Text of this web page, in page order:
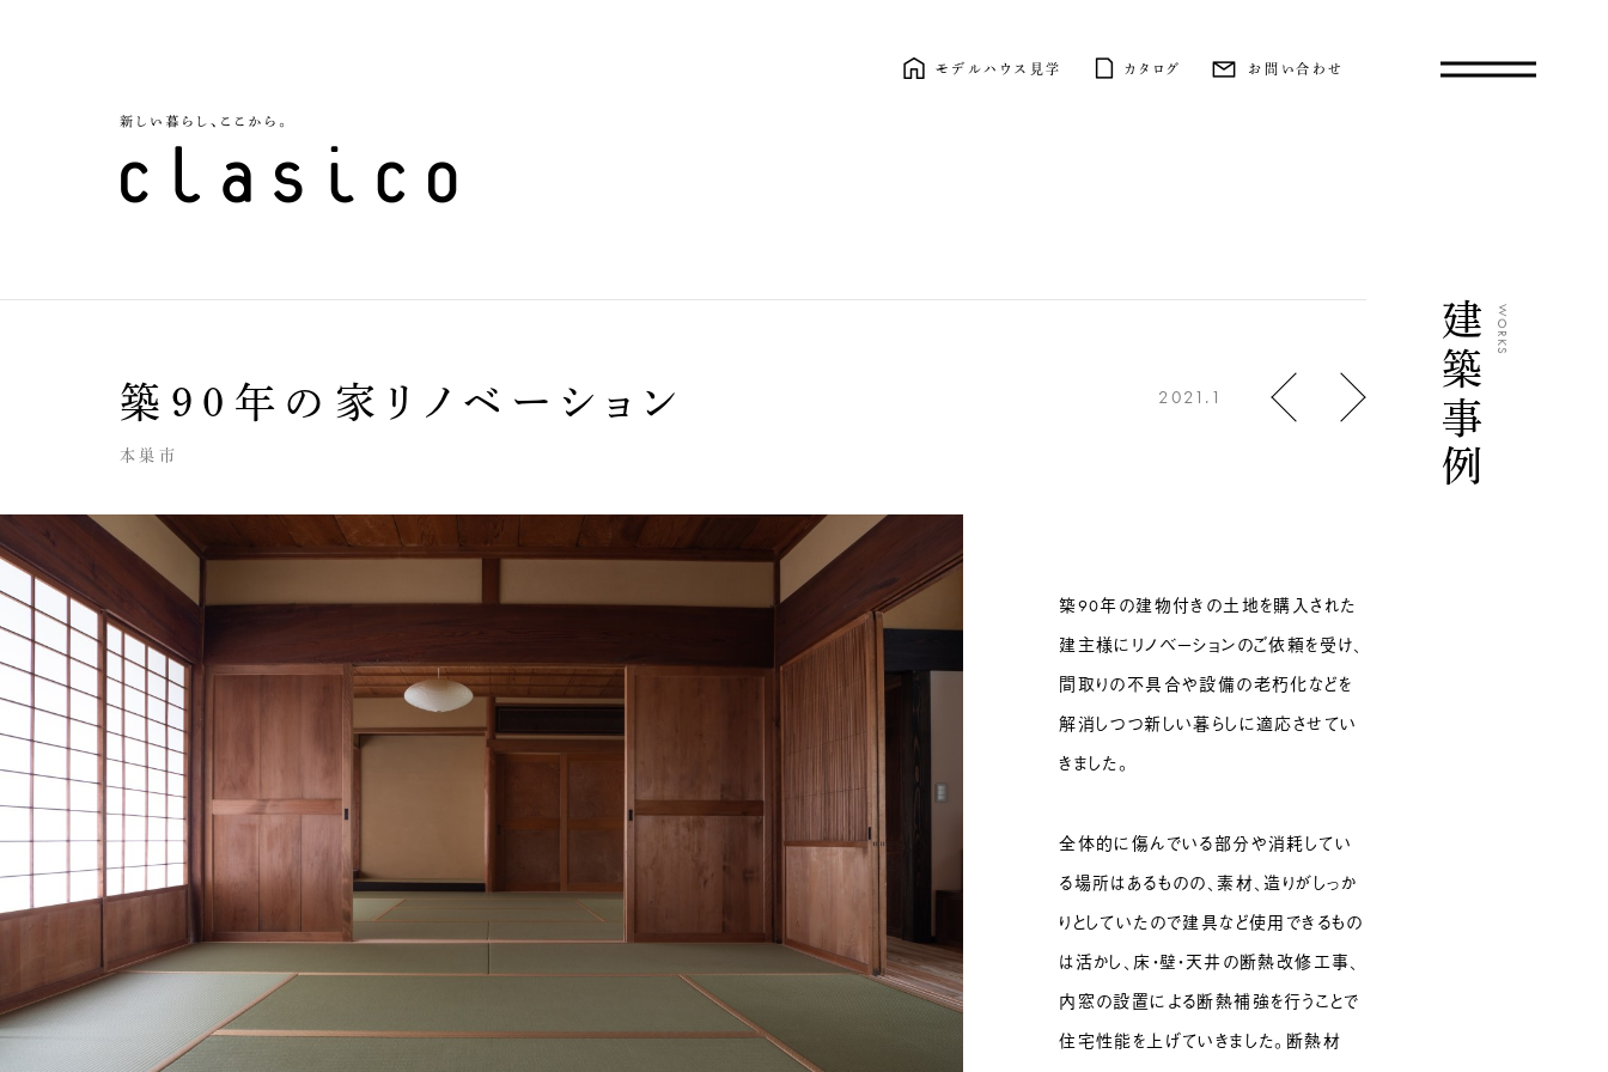
モデルハウス見学 カタログ お問い合わせ
建築事例 WORKS
築90年の家リノベーション
本巣市
2021.1
築90年の建物付きの土地を購入された
建主様にリノベーションのご依頼を受け、
間取りの不具合や設備の老朽化などを
解消しつつ新しい暮らしに適応させてい
きました。
全体的に傷んでいる部分や消耗してい
る場所はあるものの、素材、造りがしっか
りとしていたので建具など使用できるもの
は活かし、床・壁・天井の断熱改修工事、
内窓の設置による断熱補強を行うことで
住宅性能を上げていきました。断熱材